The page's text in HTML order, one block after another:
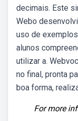
decimais. Este
Webo
uso de
alunos
utilizar a.
no final, pronta
boa forma,
For more